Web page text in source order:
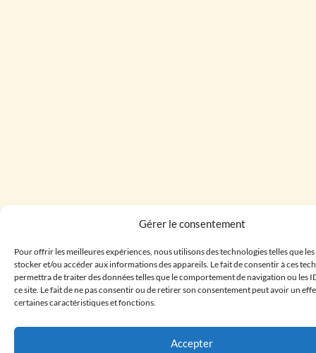
Gérer le consentement
Pour offrir les meilleures expériences, nous utilisons des technologies telles que
stocker et/ou accéder aux informations des appareils. Le fait de consentir à ces
permettra de traiter des données telles que le comportement de navigation ou les
ce site. Le fait de ne pas consentir ou de retirer son consentement peut avoir un
certaines caractéristiques et fonctions.
Accepter